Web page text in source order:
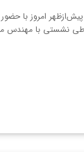
امروز با
طی نشستی با مهندس